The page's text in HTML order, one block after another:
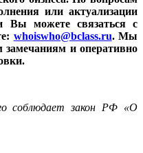
или актуализации
Вы можете связаться с
whoiswho@bclass.ru. Мы
замечаниям и оперативно
соблюдает закон РФ «О